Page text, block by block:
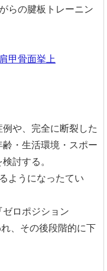
らの腱板トレーニン
肩甲骨面挙上
や、完全に断裂した
・生活環境・スポー
討する。
ようになったてい
ロポジション
、その後段階的に下